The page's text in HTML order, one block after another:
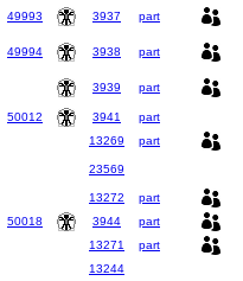
49993 3937 part
49994
3938 part
3939
part
50012
3941 part
13269
part
23569
13272
part
50018
3944 part
13271
part
13244